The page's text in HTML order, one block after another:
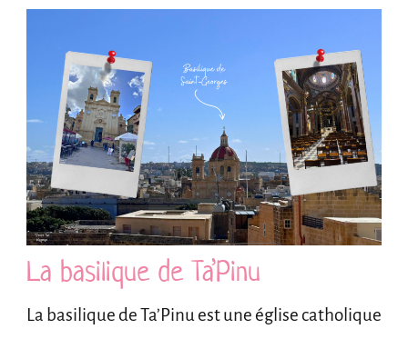
La basilique de Ta’Pinu
La basilique de Ta’Pinu est une église catholique